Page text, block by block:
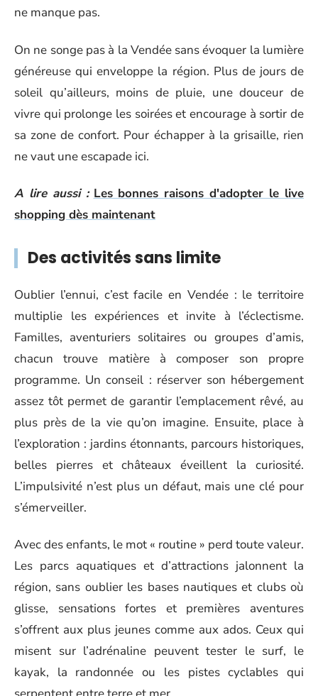
ne manque pas.
On ne songe pas à la Vendée sans évoquer la lumière
généreuse qui enveloppe la région. Plus de jours de
soleil qu’ailleurs, moins de pluie, une douceur de
vivre qui prolonge les soirées et encourage à sortir de
sa zone de confort. Pour échapper à la grisaille, rien
ne vaut une escapade ici.
A lire aussi : Les bonnes raisons d'adopter le live
shopping dès maintenant
Des activités sans limite
Oublier l’ennui, c’est facile en Vendée : le territoire
multiplie les expériences et invite à l’éclectisme.
Familles, aventuriers solitaires ou groupes d’amis,
chacun trouve matière à composer son propre
programme. Un conseil : réserver son hébergement
assez tôt permet de garantir l’emplacement rêvé, au
plus près de la vie qu’on imagine. Ensuite, place à
l’exploration : jardins étonnants, parcours historiques,
belles pierres et châteaux éveillent la curiosité.
L’impulsivité n’est plus un défaut, mais une clé pour
s’émerveiller.
Avec des enfants, le mot « routine » perd toute valeur.
Les parcs aquatiques et d’attractions jalonnent la
région, sans oublier les bases nautiques et clubs où
glisse, sensations fortes et premières aventures
s’offrent aux plus jeunes comme aux ados. Ceux qui
misent sur l’adrénaline peuvent tester le surf, le
kayak, la randonnée ou les pistes cyclables qui